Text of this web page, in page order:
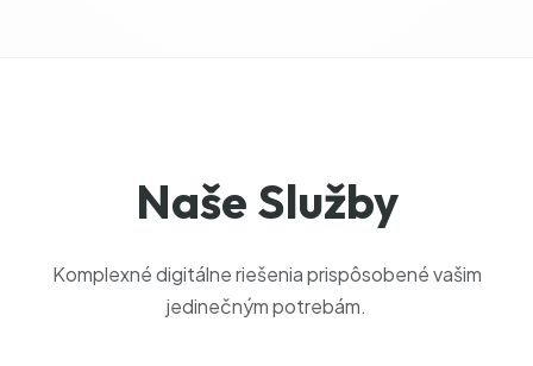
Naše Služby
Komplexné digitálne riešenia prispôsobené vašim
jedinečným potrebám.